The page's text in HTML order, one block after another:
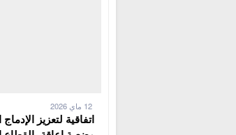
اتفاقية لتعزيز